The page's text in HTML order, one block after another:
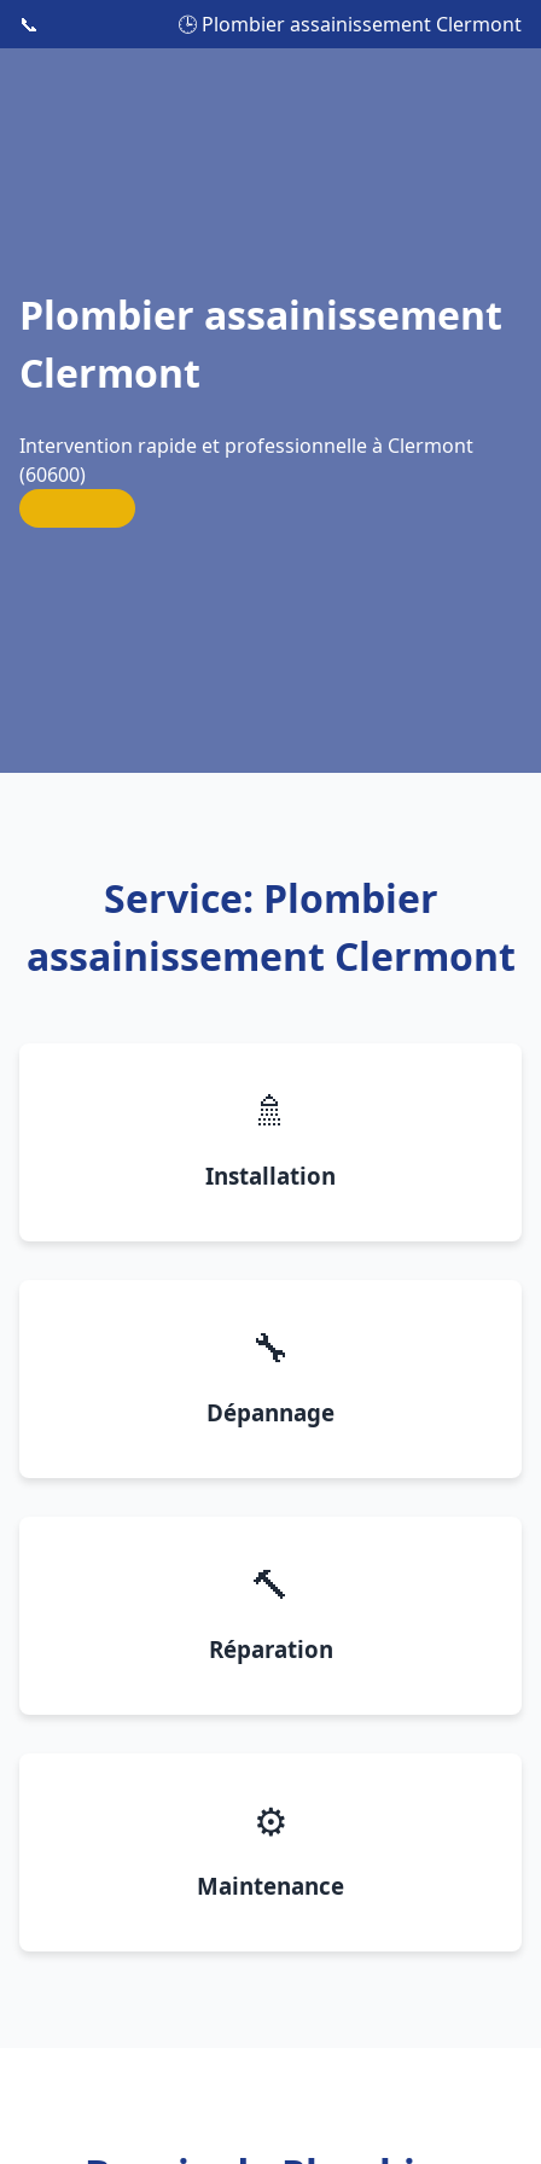
📞 🕒 Plombier assainissement Clermont
Plombier assainissement
Clermont
Intervention rapide et professionnelle à Clermont
(60600)
Service: Plombier
assainissement Clermont
🚿
Installation
🔧
Dépannage
🔨
Réparation
⚙️
Maintenance